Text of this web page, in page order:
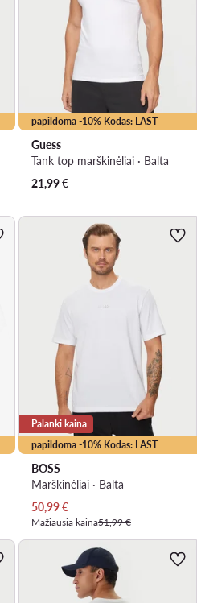
papildoma -10% Kodas: LAST
Guess
Tank top marškinėliai · Balta
21,99€
papildoma -10% Kodas: LAST
Palanki kaina
BOSS
Marškinėliai · Balta
Dabartinė kaina
50,99€
Mažiausia kaina51,99 €